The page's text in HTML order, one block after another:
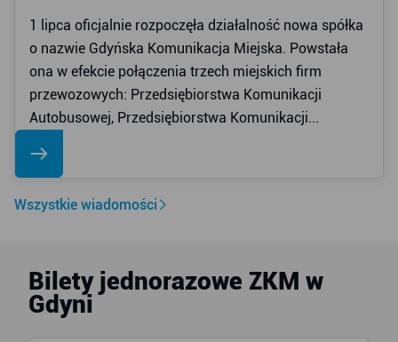
1 lipca oficjalnie rozpoczęła działalność nowa spółka
o nazwie Gdyńska Komunikacja Miejska. Powstała
ona w efekcie połączenia trzech miejskich firm
przewozowych: Przedsiębiorstwa Komunikacji
Autobusowej, Przedsiębiorstwa Komunikacji...
Wszystkie wiadomości
Bilety jednorazowe ZKM w
Gdyni